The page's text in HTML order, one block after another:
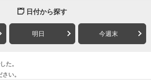
日付から探す
明日 今週末
た。
い。